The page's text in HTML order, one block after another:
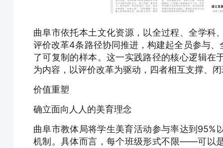
曲阜市依托本土文化资源，以全过程、全学科
评价改革4条路径协同推进，构建起全员参与
了可复制的样本。这一实践路径的核心逻辑在
为内容，以评价改革为驱动，四者相互支撑、
价值重塑
确立面向人人的美育理念
曲阜市教体局将学生美育活动参与率达到95%
机制。具体而言，每个班级形式不限——可以